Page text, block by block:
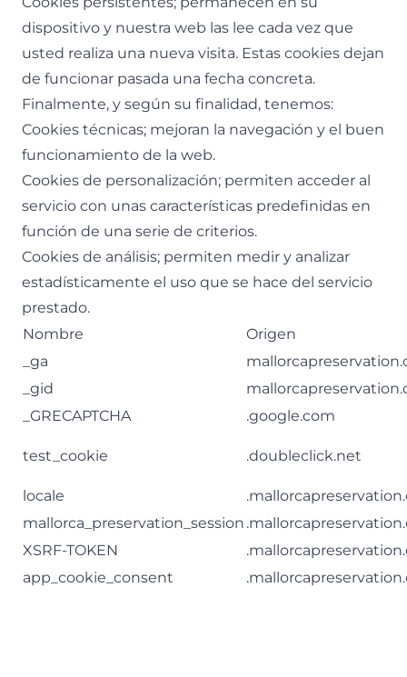
dispositivo y nuestra web las lee cada vez que
usted realiza una nueva visita. Estas cookies dejan
de funcionar pasada una fecha concreta.
Finalmente, y según su finalidad, tenemos:
Cookies técnicas; mejoran la navegación y el buen
funcionamiento de la web.
Cookies de personalización; permiten acceder al
servicio con unas características predefinidas en
función de una serie de criterios.
Cookies de análisis; permiten medir y analizar
estadísticamente el uso que se hace del servicio
prestado.
Nombre
Origen
_ga
_gid
_GRECAPTCHA
.google.com
test_cookie .doubleclick.net
locale
mallorca_preservation_session
XSRF-TOKEN
app_cookie_consent